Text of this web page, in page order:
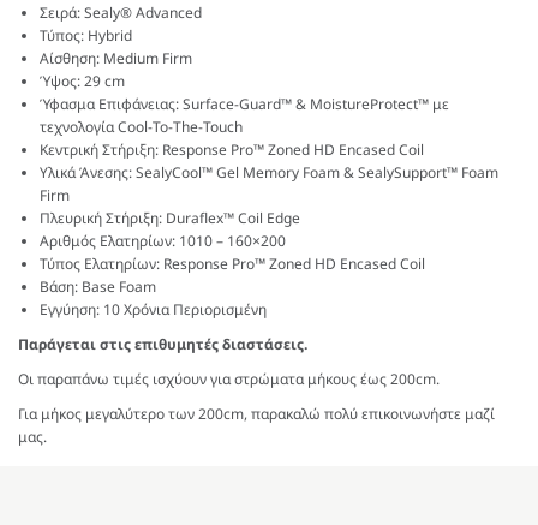
Σειρά: Sealy® Advanced
Τύπος: Hybrid
Αίσθηση: Medium Firm
Ύψος: 29 cm
Ύφασμα Επιφάνειας: Surface-Guard™ & MoistureProtect™ με
τεχνολογία Cool-To-The-Touch
Κεντρική Στήριξη: Response Pro™ Zoned HD Encased Coil
Υλικά Άνεσης: SealyCool™ Gel Memory Foam & SealySupport™ Foam
Firm
Πλευρική Στήριξη: Duraflex™ Coil Edge
Αριθμός Ελατηρίων: 1010 – 160×200
Τύπος Ελατηρίων: Response Pro™ Zoned HD Encased Coil
Βάση: Base Foam
Εγγύηση: 10 Χρόνια Περιορισμένη
Παράγεται στις επιθυμητές διαστάσεις.
Οι παραπάνω τιμές ισχύουν για στρώματα μήκους έως 200cm.
Για μήκος μεγαλύτερο των 200cm, παρακαλώ πολύ επικοινωνήστε μαζί
μας.